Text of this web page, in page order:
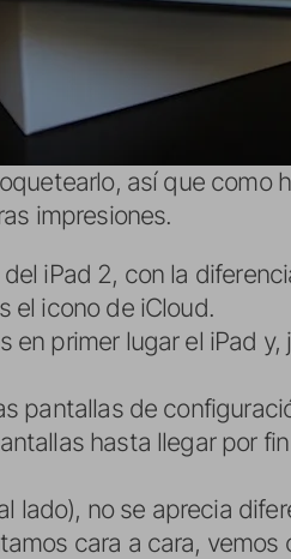
así que como
impresiones.
iPad 2, con la
el icono de iCloud.
en primer lugar el iPad
pantallas de
hasta llegar por
lado), no se aprecia
cara a cara,